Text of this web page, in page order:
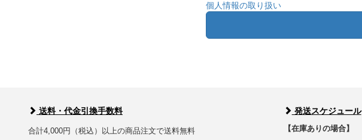
個人情報の取り扱い
送料・代金引換手数料
合計4,000円（税込）以上の商品注文で送料無料
発送スケジュール
【在庫ありの場合】